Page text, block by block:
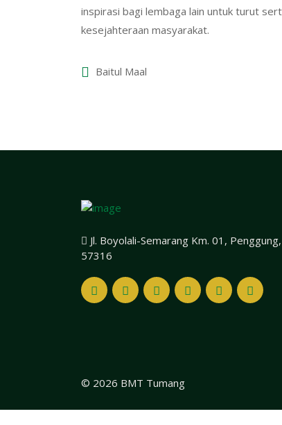
inspirasi bagi lembaga lain untuk turut
kesejahteraan masyarakat.
Baitul Maal
Jl. Boyolali-Semarang Km. 01,
57316
© 2026 BMT Tumang